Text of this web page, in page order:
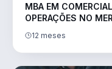
MBA EM
OPERAÇÕES NO
12 meses